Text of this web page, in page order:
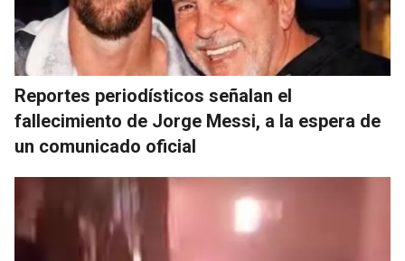
Reportes periodísticos señalan el
fallecimiento de Jorge Messi, a la espera de
un comunicado oficial